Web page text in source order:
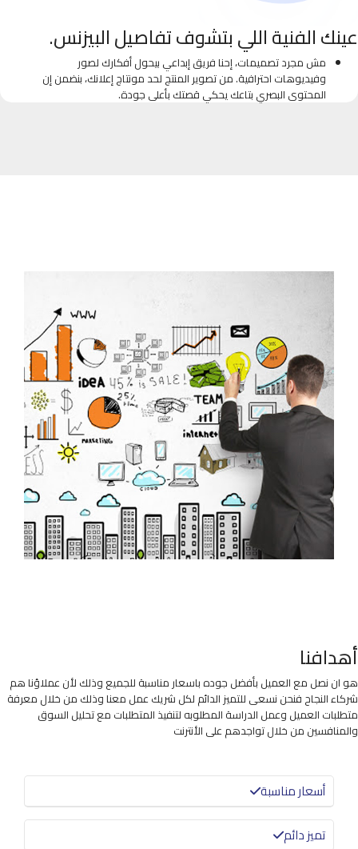
عينك الفنية اللي بتشوف تفاصيل البيزنس.
مش مجرد تصميمات، إحنا فريق إبداعي بيحول أفكارك لصور
وفيديوهات احترافية. من تصوير المنتج لحد مونتاج إعلانك، بنضمن إن
المحتوى البصري بتاعك يحكي قصتك بأعلى جودة.
أهدافنا
هو ان نصل مع العميل بأفضل جوده باسعار مناسبة للجميع وذلك لأن عملاؤنا هم
شركاء النجاح فنحن نسعى للتميز الدائم لكل شريك عمل معنا وذلك من خلال معرفة
متطلبات العميل وعمل الدراسة المطلوبه لتنفيذ المتطلبات مع تحليل السوق
والمنافسين من خلال تواجدهم على الأنترنت
أسعار مناسبة
تميز دائم